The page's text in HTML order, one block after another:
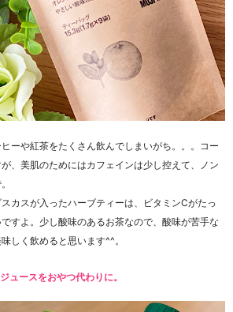
ーや紅茶をたくさん飲んでしまいがち。。。コー
、美肌のためにはカフェインは少し控えて、ノン
カスが入ったハーブティーは、ビタミンCがたっ
すよ。少し酸味のあるお茶なので、酸味が苦手な
しく飲めると思います^^。
ュースをおやつ代わりに。